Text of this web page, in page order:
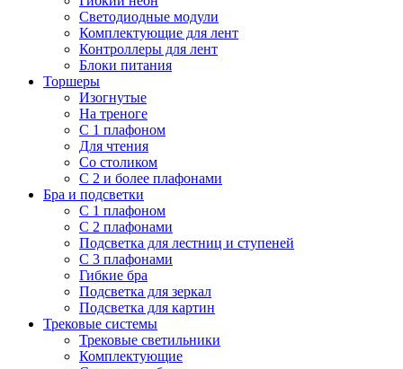
Светодиодные модули
Комплектующие для лент
Контроллеры для лент
Блоки питания
Торшеры
Изогнутые
На треноге
С 1 плафоном
Для чтения
Со столиком
С 2 и более плафонами
Бра и подсветки
С 1 плафоном
С 2 плафонами
Подсветка для лестниц и ступеней
С 3 плафонами
Гибкие бра
Подсветка для зеркал
Подсветка для картин
Трековые системы
Трековые светильники
Комплектующие